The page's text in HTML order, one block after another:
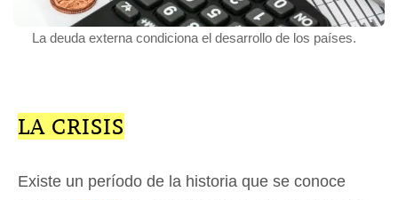
La deuda externa condiciona el desarrollo de los países.
LA CRISIS
Existe un período de la historia que se conoce